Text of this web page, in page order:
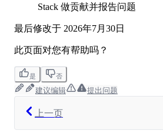
Stack 做贡献并报告问题
最后修改于 2026年7月30日
此页面对您有帮助吗？
是 否
建议编辑 提出问题
上一页